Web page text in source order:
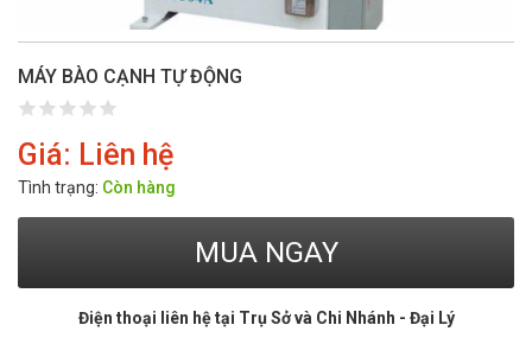
MÁY BÀO CẠNH TỰ ĐỘNG
Giá: Liên hệ
Tình trạng: Còn hàng
MUA NGAY
Điện thoại liên hệ tại Trụ Sở và Chi Nhánh - Đại Lý